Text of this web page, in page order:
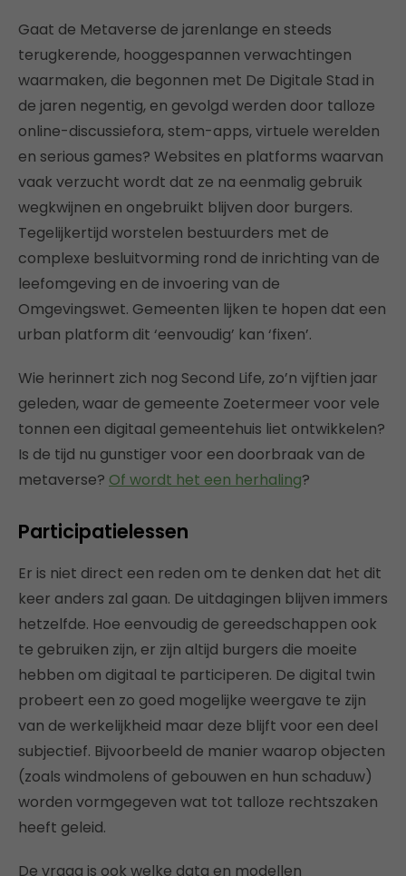
Gaat de Metaverse de jarenlange en steeds
terugkerende, hooggespannen verwachtingen
waarmaken, die begonnen met De Digitale Stad in
de jaren negentig, en gevolgd werden door talloze
online-discussiefora, stem-apps, virtuele werelden
en serious games? Websites en platforms waarvan
vaak verzucht wordt dat ze na eenmalig gebruik
wegkwijnen en ongebruikt blijven door burgers.
Tegelijkertijd worstelen bestuurders met de
complexe besluitvorming rond de inrichting van de
leefomgeving en de invoering van de
Omgevingswet. Gemeenten lijken te hopen dat een
urban platform dit ‘eenvoudig’ kan ‘fixen’.
Wie herinnert zich nog Second Life, zo’n vijftien jaar
geleden, waar de gemeente Zoetermeer voor vele
tonnen een digitaal gemeentehuis liet ontwikkelen?
Is de tijd nu gunstiger voor een doorbraak van de
metaverse? Of wordt het een herhaling?
Participatielessen
Er is niet direct een reden om te denken dat het dit
keer anders zal gaan. De uitdagingen blijven immers
hetzelfde. Hoe eenvoudig de gereedschappen ook
te gebruiken zijn, er zijn altijd burgers die moeite
hebben om digitaal te participeren. De digital twin
probeert een zo goed mogelijke weergave te zijn
van de werkelijkheid maar deze blijft voor een deel
subjectief. Bijvoorbeeld de manier waarop objecten
(zoals windmolens of gebouwen en hun schaduw)
worden vormgegeven wat tot talloze rechtszaken
heeft geleid.
De vraag is ook welke data en modellen